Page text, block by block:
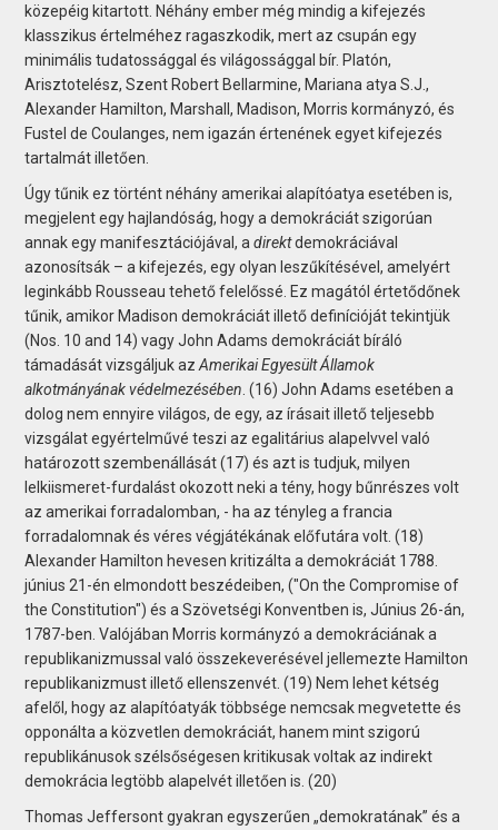
közepéig kitartott. Néhány ember még mindig a kifejezés
klasszikus értelméhez ragaszkodik, mert az csupán egy
minimális tudatossággal és világossággal bír. Platón,
Arisztotelész, Szent Robert Bellarmine, Mariana atya S.J.,
Alexander Hamilton, Marshall, Madison, Morris kormányzó, és
Fustel de Coulanges, nem igazán értenének egyet kifejezés
tartalmát illetően.
Úgy tűnik ez történt néhány amerikai alapítóatya esetében is,
megjelent egy hajlandóság, hogy a demokráciát szigorúan
annak egy manifesztációjával, adirektdemokráciával
azonosítsák – a kifejezés, egy olyan leszűkítésével, amelyért
leginkább Rousseau tehető felelőssé. Ez magától értetődőnek
tűnik, amikor Madison demokráciát illető definícióját tekintjük
(Nos. 10 and 14) vagy John Adams demokráciát bíráló
támadását vizsgáljuk azAmerikai Egyesült Államok
alkotmányának védelmezésében . (16) John Adams esetében a
dolog nem ennyire világos, de egy, az írásait illető teljesebb
vizsgálat egyértelművé teszi az egalitárius alapelvvel való
határozott szembenállását (17) és azt is tudjuk, milyen
lelkiismeret-furdalást okozott neki a tény, hogy bűnrészes volt
az amerikai forradalomban, - ha az tényleg a francia
forradalomnak és véres végjátékának előfutára volt. (18)
Alexander Hamilton hevesen kritizálta a demokráciát 1788.
június 21-én elmondott beszédeiben, ("On the Compromise of
the Constitution") és a Szövetségi Konventben is, Június 26-án,
1787-ben. Valójában Morris kormányzó a demokráciának a
republikanizmussal való összekeverésével jellemezte Hamilton
republikanizmust illető ellenszenvét. (19) Nem lehet kétség
afelől, hogy az alapítóatyák többsége nemcsak megvetette és
opponálta a közvetlen demokráciát, hanem mint szigorú
republikánusok szélsőségesen kritikusak voltak az indirekt
demokrácia legtöbb alapelvét illetően is. (20)
Thomas Jeffersont gyakran egyszerűen „demokratának” és a